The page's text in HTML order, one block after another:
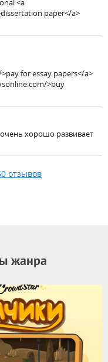
<a
paper</a>
for essay papers</a>
>buy
хорошо развивает
отзывов
жанра